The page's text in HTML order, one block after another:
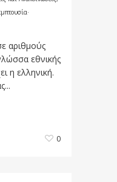
αριθμούς
εθνικής
η ελληνική.
0